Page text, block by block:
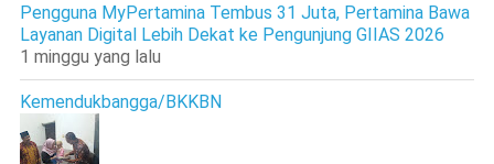
Pengguna MyPertamina Tembus 31 Juta, Pertamina Bawa
Layanan Digital Lebih Dekat ke Pengunjung GIIAS 2026
1 minggu yang lalu
Kemendukbangga/BKKBN